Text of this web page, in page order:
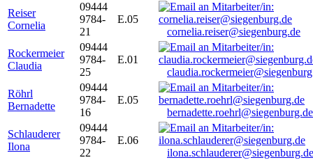
Reiser
Cornelia
09444
9784-
21
E.05
cornelia.reiser@siegenburg.de
Rockermeier
Claudia
09444
9784-
25
E.01
Röhrl
Bernadette
09444
9784-
16
E.05
bernadette.roehrl@siegenburg.de
Schlauderer
Ilona
09444
9784-
22
E.06
ilona.schlauderer@siegenburg.de